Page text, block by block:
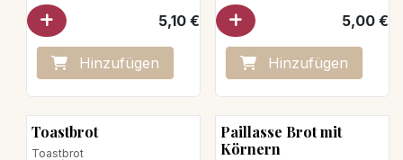
5,10€
Hinzufügen
Nettogewicht : 750g
5,00€
Hinzufügen
Toastbrot
Toastbrot
Paillasse Brot mit
Körnern